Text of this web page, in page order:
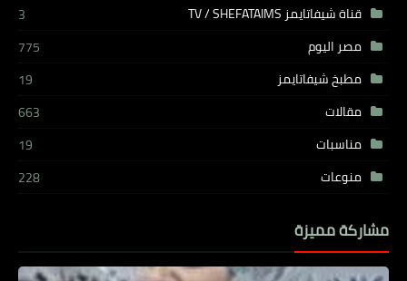
قناة شيفاتايمز TV / SHEFATAIMS
3
مصر اليوم
775
مطبخ شيفاتايمز
19
مقالات
663
مناسبات
19
منوعات
228
مشاركة مميزة